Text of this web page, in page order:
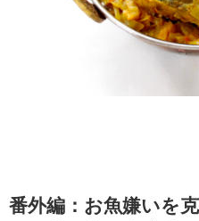
番外編：お魚嫌いを